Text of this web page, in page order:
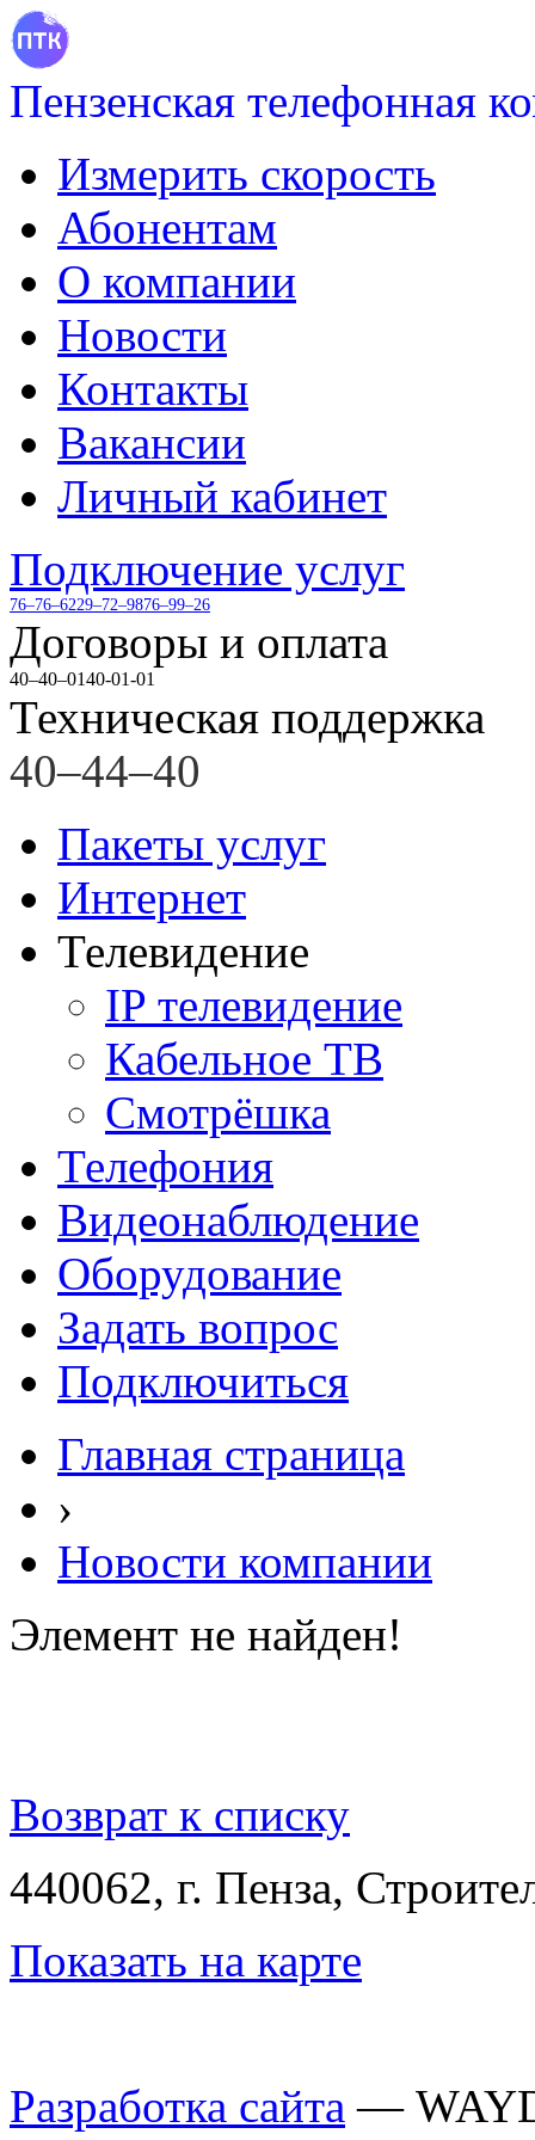
Пензенская телефонная
Измерить скорость
Абонентам
О компании
Новости
Контакты
Вакансии
Личный кабинет
Подключение услуг
76–76–6229–72–9876–99–26
Договоры и оплата
40–40–0140-01-01
Техническая поддержка
40–44–40
Пакеты услуг
Интернет
Телевидение
IP телевидение
Кабельное ТВ
Смотрёшка
Телефония
Видеонаблюдение
Оборудование
Задать вопрос
Подключиться
Главная страница
›
Новости компании
Элемент не найден!
Возврат к списку
440062, г. Пенза,
Показать на карте
Разработка сайта —